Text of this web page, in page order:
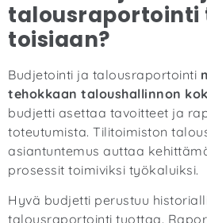
talousraportointi
toisiaan?
Budjetointi ja talousraportointi
tehokkaan taloushallinnon
budjetti asettaa tavoitteet ja
toteutumista. Tilitoimiston
asiantuntemus auttaa
prosessit toimiviksi työkaluiksi.
Hyvä budjetti perustuu
talousraportointi tuottaa.